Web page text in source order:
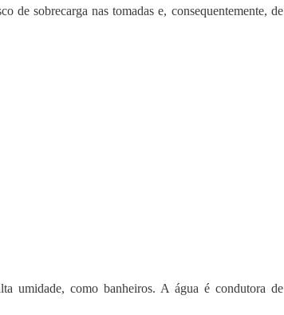
de sobrecarga nas tomadas e, consequentemente, de
umidade, como banheiros. A água é condutora de